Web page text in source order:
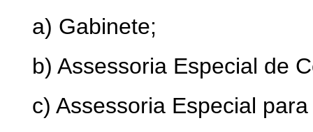
a) Gabinete;
b) Assessoria Especial de
c) Assessoria Especial